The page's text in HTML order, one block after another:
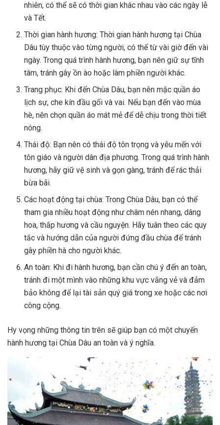
nhiên, có thể sẽ có thời gian khác nhau vào các ngày lễ
và Tết.
Thời gian hành hương: Thời gian hành hương tại Chùa
Dâu tùy thuộc vào từng người, có thể từ vài giờ đến vài
ngày. Trong quá trình hành hương, bạn nên giữ sự tĩnh
tâm, tránh gây ồn ào hoặc làm phiền người khác.
Trang phục: Khi đến Chùa Dâu, bạn nên mặc quần áo
lịch sự, che kín đầu gối và vai. Nếu bạn đến vào mùa
hè, nên chọn quần áo mát mẻ để dễ chịu trong thời tiết
nóng.
Thái độ: Bạn nên có thái độ tôn trọng và yêu mến với
tôn giáo và người dân địa phương. Trong quá trình hành
hương, hãy giữ vệ sinh và gọn gàng, tránh để rác thải
bừa bãi.
Các hoạt động tại chùa: Trong Chùa Dâu, bạn có thể
tham gia nhiều hoạt động như châm nén nhang, dâng
hoa, thắp hương và cầu nguyện. Hãy tuân theo các quy
tắc và hướng dẫn của người đứng đầu chùa để tránh
gây phiền hà cho người khác.
An toàn: Khi đi hành hương, bạn cần chú ý đến an toàn,
tránh đi một mình vào những khu vực vắng vẻ và đảm
bảo không để lại tài sản quý giá trong xe hoặc các nơi
công cộng.
Hy vọng những thông tin trên sẽ giúp bạn có một chuyến
hành hương tại Chùa Dâu an toàn và ý nghĩa.